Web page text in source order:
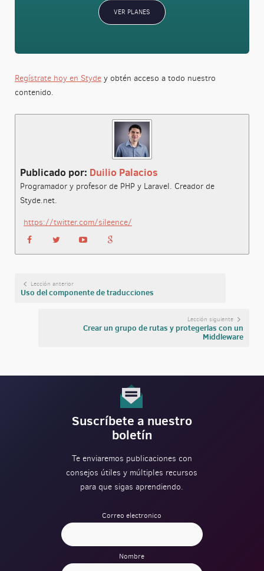
VER PLANES
Regístrate hoy en Stydey obtén acceso a todo nuestro
contenido.
Publicado por: Duilio Palacios
Programador y profesor de PHP y Laravel. Creador de
Styde.net.
https://twitter.com/sileence/
Lección anterior
Uso del componente de traducciones
Lección siguiente
Crear un grupo de rutas y protegerlas con un
Middleware
Suscríbete a nuestro
boletín
Te enviaremos publicaciones con
consejos útiles y múltiples recursos
para que sigas aprendiendo.
Correo electronico
Nombre